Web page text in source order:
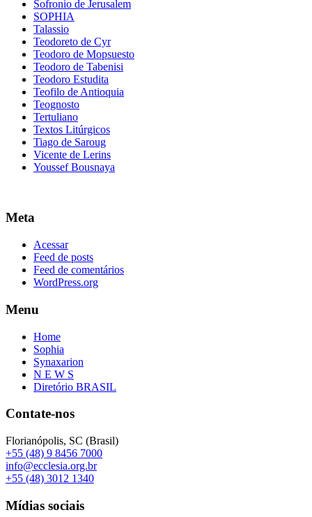
Sofronio de Jerusalem
SOPHIA
Talassio
Teodoreto de Cyr
Teodoro de Mopsuesto
Teodoro de Tabenisi
Teodoro Estudita
Teofilo de Antioquia
Teognosto
Tertuliano
Textos Litúrgicos
Tiago de Saroug
Vicente de Lerins
Youssef Bousnaya
Meta
Acessar
Feed de posts
Feed de comentários
WordPress.org
Menu
Home
Sophia
Synaxarion
N E W S
Diretório BRASIL
Contate-nos
Florianópolis, SC (Brasil)
+55 (48) 9 8456 7000
info@ecclesia.org.br
+55 (48) 3012 1340
Mídias sociais